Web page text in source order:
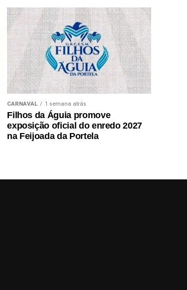
CARNAVAL 1 semana atrás
Filhos da Águia promove
exposição oficial do enredo 2027
na Feijoada da Portela